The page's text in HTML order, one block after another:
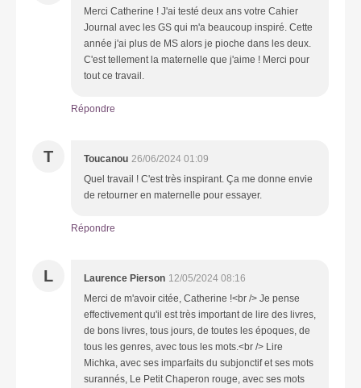
Merci Catherine ! J'ai testé deux ans votre Cahier
Journal avec les GS qui m'a beaucoup inspiré. Cette
année j'ai plus de MS alors je pioche dans les deux.
C'est tellement la maternelle que j'aime ! Merci pour
tout ce travail.
Répondre
T Toucanou 26/06/2024 01:09
Quel travail ! C'est très inspirant. Ça me donne envie
de retourner en maternelle pour essayer.
Répondre
L Laurence Pierson 12/05/2024 08:16
Merci de m'avoir citée, Catherine !<br /> Je pense
effectivement qu'il est très important de lire des livres,
de bons livres, tous jours, de toutes les époques, de
tous les genres, avec tous les mots.<br /> Lire
Michka, avec ses imparfaits du subjonctif et ses mots
surannés, Le Petit Chaperon rouge, avec ses mots